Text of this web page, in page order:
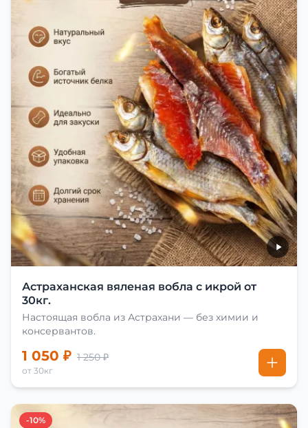
Астраханская вяленая вобла с икрой от
30кг.
Настоящая вобла из Астрахани — без химии и
консервантов.
1 050 ₽ 1 250 ₽
от 30кг
-10%